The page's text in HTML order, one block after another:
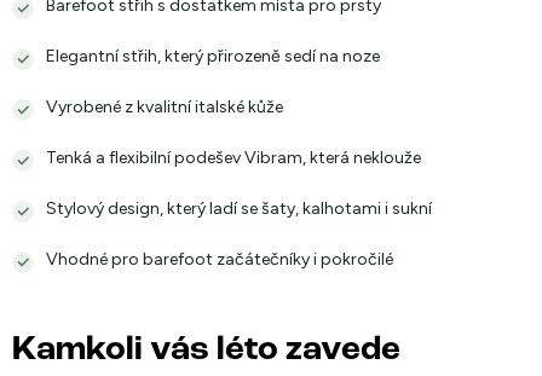
Barefoot střih s dostatkem místa pro prsty
Elegantní střih, který přirozeně sedí na noze
Vyrobené z kvalitní italské kůže
Tenká a flexibilní podešev Vibram, která neklouže
Stylový design, který ladí se šaty, kalhotami i sukní
Vhodné pro barefoot začátečníky i pokročilé
Kamkoli vás léto zavede